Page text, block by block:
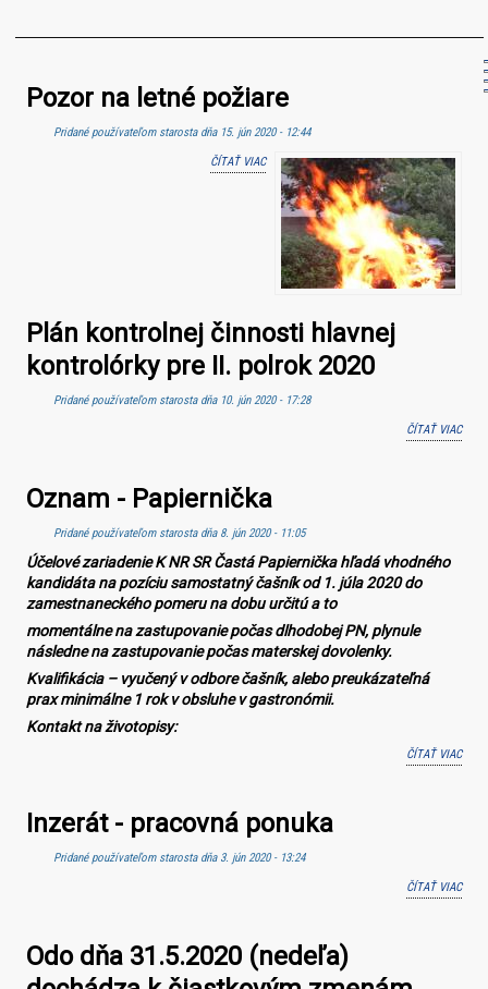
Pozor na letné požiare
Pridané používateľom starostadňa 15. jún 2020 - 12:44
ČÍTAŤ VIACO POZOR NA LETNÉ POŽIARE
Plán kontrolnej činnosti hlavnej
kontrolórky pre II. polrok 2020
Pridané používateľom starostadňa 10. jún 2020 - 17:28
ČÍTAŤ VIACO
Oznam - Papiernička
Pridané používateľom starostadňa 8. jún 2020 - 11:05
Účelové zariadenie K NR SR Častá Papiernička hľadá vhodného
kandidáta na pozíciu samostatný čašník od 1. júla 2020 do
zamestnaneckého pomeru na dobu určitú a to
momentálne na zastupovanie počas dlhodobej PN, plynule
následne na zastupovanie počas materskej dovolenky.
Kvalifikácia – vyučený v odbore čašník, alebo preukázateľná
prax minimálne 1 rok v obsluhe v gastronómii.
Kontakt na životopisy:
ČÍTAŤ VIACO
Inzerát - pracovná ponuka
Pridané používateľom starostadňa 3. jún 2020 - 13:24
ČÍTAŤ VIACO
Odo dňa 31.5.2020 (nedeľa)